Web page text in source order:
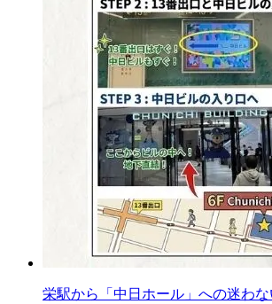
栄駅から「中日ホール」への迷わ